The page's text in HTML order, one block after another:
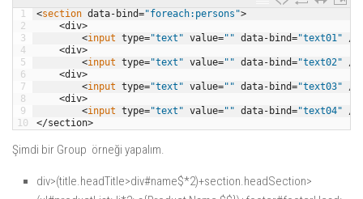
1
2
3
4
5
6
7
8
9
10
<section data- bind="foreach:persons">
<div>
<input type="text" value="" data- bind="text01" /
<div>
<input type="text" value="" data- bind="text02" /
<div>
<input type="text" value="" data- bind="text03" /
<div>
<input type="text" value="" data- bind="text04" /
</section>
Şimdi bir Group örneği yapalım.
div>(title.headTitle>div#name$*2)+section.headSection>